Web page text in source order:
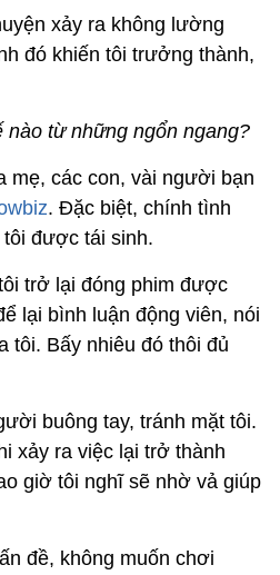
xảy ra không lường
đó khiến tôi trưởng thành,
nào từ những ngổn ngang?
mẹ, các con, vài người bạn
. Đặc biệt, chính tình
được tái sinh.
trở lại đóng phim được
lại bình luận động viên, nói
tôi. Bấy nhiêu đó thôi đủ
buông tay, tránh mặt tôi.
xảy ra việc lại trở thành
giờ tôi nghĩ sẽ nhờ vả giúp
đề, không muốn chơi